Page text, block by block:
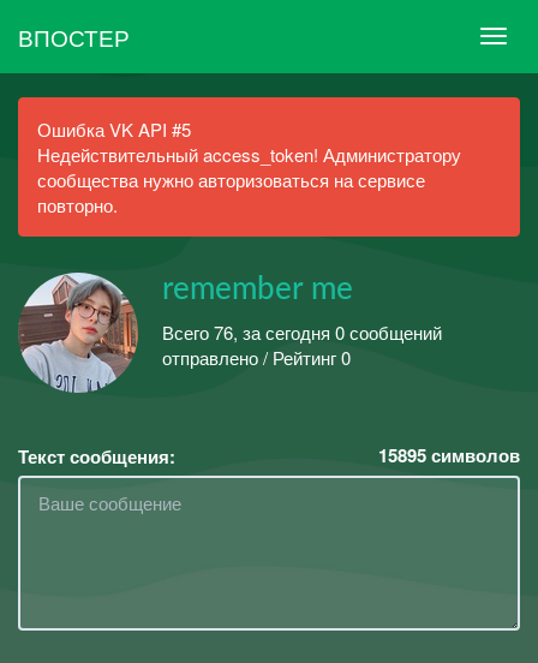
ВПОСТЕР
Ошибка VK API #5
Недействительный access_token! Администратору
сообщества нужно авторизоваться на сервисе
повторно.
remember me
Всего 76, за сегодня 0 сообщений
отправлено / Рейтинг 0
Текст сообщения: 15895символов